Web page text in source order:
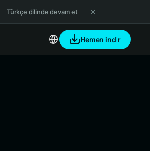
Türkçe dilinde devam et
Hemen indir